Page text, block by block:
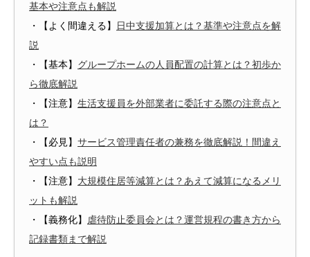
基本や注意点も解説
・【よく間違える】
日中支援加算とは？基準や注意点を解
説
・【基本】 グループホームの人員配置の計算とは？初歩か
ら徹底解説
・【注意】 生活支援員を外部業者に委託する際の注意点と
は？
・【必見】 サービス管理責任者の兼務を徹底解説！間違え
やすい点も説明
・【注意】 大規模住居等減算とは？あえて減算になるメリ
ットも解説
・【義務化】 虐待防止委員会とは？運営規程の書き方から
記録書類まで解説